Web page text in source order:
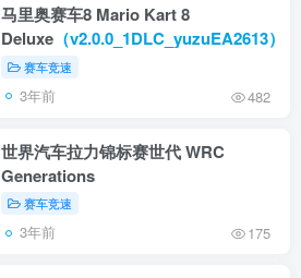
马里奥赛车8 Mario Kart 8
Deluxe （v2.0.0_1DLC_yuzuEA2613）
赛车竞速
3年前 482
世界汽车拉力锦标赛世代 WRC
Generations
赛车竞速
3年前 175